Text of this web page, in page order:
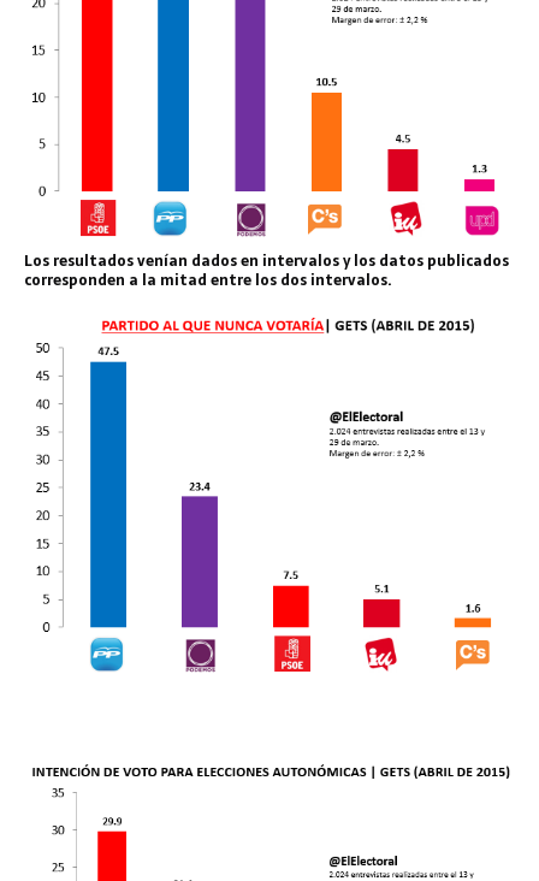
Los resultados venían dados en intervalos y los datos publicados
corresponden a la mitad entre los dos intervalos.